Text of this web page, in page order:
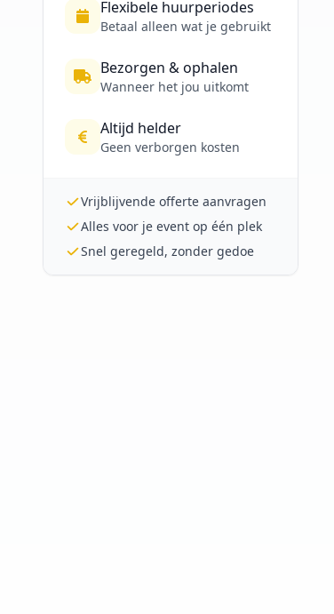
Flexibele huurperiodes
Betaal alleen wat je gebruikt
Bezorgen & ophalen
Wanneer het jou uitkomt
Altijd helder
Geen verborgen kosten
Vrijblijvende offerte aanvragen
Alles voor je event op één plek
Snel geregeld, zonder gedoe